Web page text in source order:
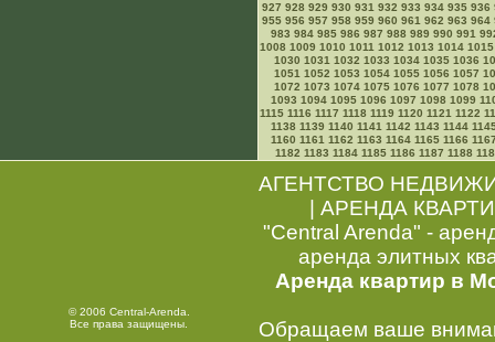
927 928 929 930 931 932 933 934 935 936
955 956 957 958 959 960 961 962 963 964
983 984 985 986 987 988 989 990 991
1008 1009 1010 1011 1012 1013 1014 1015
1030 1031 1032 1033 1034 1035 1036
1051 1052 1053 1054 1055 1056 1057
1072 1073 1074 1075 1076 1077 1078
1093 1094 1095 1096 1097 1098 1099
1115 1116 1117 1118 1119 1120 1121 1122
1138 1139 1140 1141 1142 1143 1144
1160 1161 1162 1163 1164 1165 1166
1182 1183 1184 1185 1186 1187 1188
© 2006 Central-Arenda.
Все права защищены.
АГЕНТСТВО
|АРЕНДА
"Central Arenda" -
аренда элитных
Аренда квартир в
Обращаем ваше